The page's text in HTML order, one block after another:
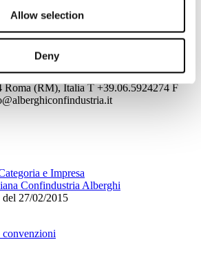
Allow selection
Deny
e Password utilizzando il flag
o non siete provvisti delle
invitiamo a contattarci all'indirizzo
Roma (RM), Italia T +39.06.5924274 F
e Impresa
Confindustria Alberghi
27/02/2015
convenzioni